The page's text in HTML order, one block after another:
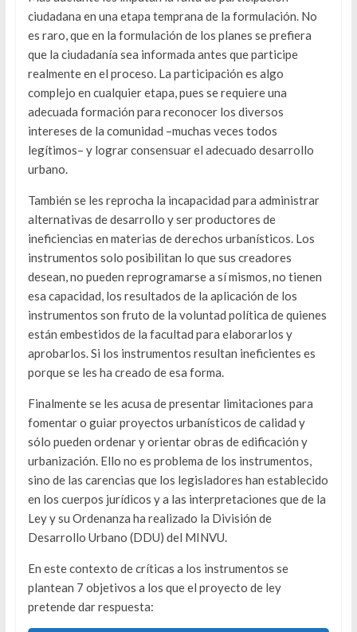
ciudadana en una etapa temprana de la formulación. No
es raro, que en la formulación de los planes se prefiera
que la ciudadanía sea informada antes que participe
realmente en el proceso. La participación es algo
complejo en cualquier etapa, pues se requiere una
adecuada formación para reconocer los diversos
intereses de la comunidad –muchas veces todos
legítimos– y lograr consensuar el adecuado desarrollo
urbano.
También se les reprocha la incapacidad para administrar
alternativas de desarrollo y ser productores de
ineficiencias en materias de derechos urbanísticos. Los
instrumentos solo posibilitan lo que sus creadores
desean, no pueden reprogramarse a sí mismos, no tienen
esa capacidad, los resultados de la aplicación de los
instrumentos son fruto de la voluntad política de quienes
están embestidos de la facultad para elaborarlos y
aprobarlos. Si los instrumentos resultan ineficientes es
porque se les ha creado de esa forma.
Finalmente se les acusa de presentar limitaciones para
fomentar o guiar proyectos urbanísticos de calidad y
sólo pueden ordenar y orientar obras de edificación y
urbanización. Ello no es problema de los instrumentos,
sino de las carencias que los legisladores han establecido
en los cuerpos jurídicos y a las interpretaciones que de la
Ley y su Ordenanza ha realizado la División de
Desarrollo Urbano (DDU) del MINVU.
En este contexto de críticas a los instrumentos se
plantean 7 objetivos a los que el proyecto de ley
pretende dar respuesta: